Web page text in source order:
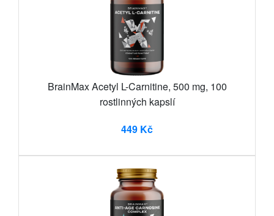
BrainMax Acetyl L-Carnitine, 500 mg, 100
rostlinných kapslí
449 Kč